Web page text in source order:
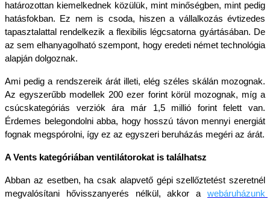
határozottan kiemelkednek közülük, mint minőségben, mint pedig
hatásfokban. Ez nem is csoda, hiszen a vállalkozás évtizedes
tapasztalattal rendelkezik a flexibilis légcsatorna gyártásában. De
az sem elhanyagolható szempont, hogy eredeti német technológia
alapján dolgoznak.
Ami pedig a rendszereik árát illeti, elég széles skálán mozognak.
Az egyszerűbb modellek 200 ezer forint körül mozognak, míg a
csúcskategóriás verziók ára már 1,5 millió forint felett van.
Érdemes belegondolni abba, hogy hosszú távon mennyi energiát
fognak megspórolni, így ez az egyszeri beruházás megéri az árát.
A Vents kategóriában ventilátorokat is találhatsz
Abban az esetben, ha csak alapvető gépi szellőztetést szeretnél
megvalósítani hővisszanyerés nélkül, akkor a webáruházunk